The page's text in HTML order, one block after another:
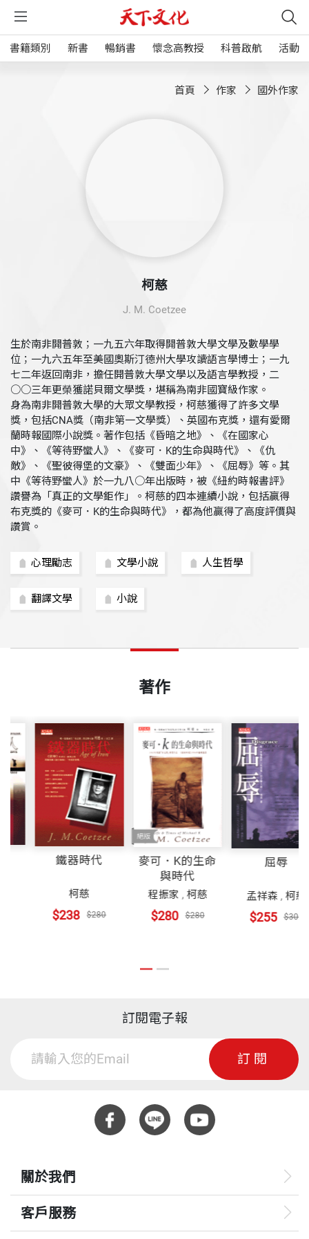
書籍類別 新書 暢銷書 懷念高教授 科普啟航 活動
首頁 作家 國外作家
柯慈
J. M. Coetzee
生於南非開普敦；一九五六年取得開普敦大學文學及數學學
位；一九六五年至美國奧斯汀德州大學攻讀語言學博士；一九
七二年返回南非，擔任開普敦大學文學以及語言學教授，二
○○三年更榮獲諾貝爾文學獎，堪稱為南非國寶級作家。
身為南非開普敦大學的大眾文學教授，柯慈獲得了許多文學
獎，包括CNA獎（南非第一文學獎）、英國布克獎，還有愛爾
蘭時報國際小說獎。著作包括《昏暗之地》、《在國家心
中》、《等待野蠻人》、《麥可．K的生命與時代》、《仇
敵》、《聖彼得堡的文豪》、《雙面少年》、《屈辱》等。其
中《等待野蠻人》於一九八○年出版時，被《紐約時報書評》
讚譽為「真正的文學鉅作」。柯慈的四本連續小說，包括贏得
布克獎的《麥可．K的生命與時代》，都為他贏得了高度評價與
讚賞。
心理勵志 文學小說 人生哲學
翻譯文學 小說
著作
鐵器時代
$238
麥可．K的生命
與時代
程振家,
$280
屈辱
孟祥森
$255
訂閱電子報
訂閱
關於我們
客戶服務